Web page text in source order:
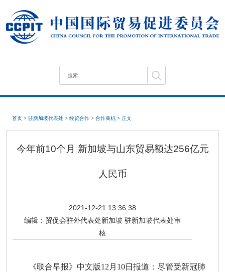
首页 > 驻新加坡代表处 > 经贸合作 > 合作商机 > 正文
今年前10个月 新加坡与山东贸易额达256亿元
人民币
2021-12-21 13:36:38
编辑： 贸促会驻外代表处新加坡 驻新加坡代表处审
核
《联合早报》中文版12月10日报道：尽管受新冠肺